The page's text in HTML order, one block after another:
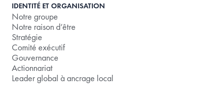
IDENTITÉ ET ORGANISATION
Notre groupe
Notre raison d’être
Stratégie
Comité exécutif
Gouvernance
Actionnariat
Leader global à ancrage local